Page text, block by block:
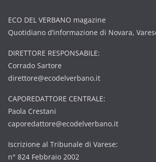
ECO DEL VERBANO magazine
Quotidiano d’informazione di Novara,
DIRETTORE RESPONSABILE:
Corrado Sartore
direttore@ecodelverbano.it
CAPOREDATTORE CENTRALE:
Paola Crestani
caporedattore@ecodelverbano.it
Iscrizione al Tribunale di Varese:
n° 824 Febbraio 2002